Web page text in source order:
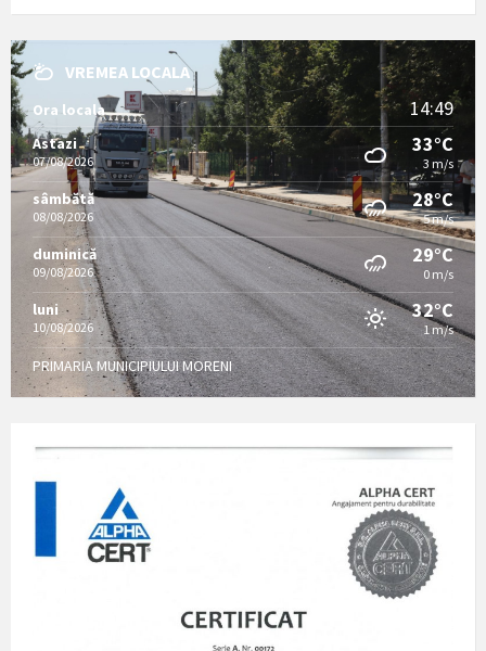
VREMEA LOCALA
Ora locala 14:49
Astazi
07/08/2026
33°C
3 m/s
sâmbătă
08/08/2026
28°C
5 m/s
duminică
09/08/2026
29°C
0 m/s
luni
10/08/2026
32°C
1 m/s
PRIMARIA MUNICIPIULUI MORENI